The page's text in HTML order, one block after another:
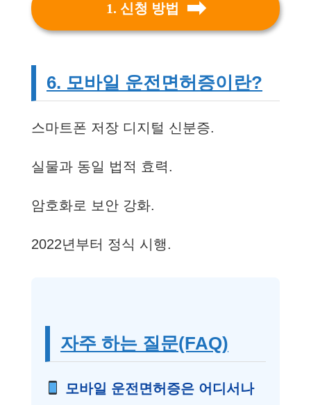
1. 신청 방법
6. 모바일 운전면허증이란?
스마트폰 저장 디지털 신분증.
실물과 동일 법적 효력.
암호화로 보안 강화.
2022년부터 정식 시행.
자주 하는 질문(FAQ)
모바일 운전면허증은 어디서나